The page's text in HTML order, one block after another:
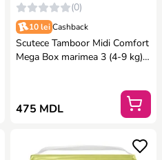
(0)
10 lei Cashback
Scutece Tamboor Midi Comfort
Mega Box marimea 3 (4-9 kg),
475 MDL